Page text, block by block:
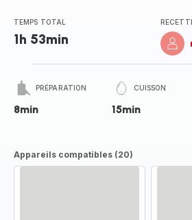
TEMPS TOTAL
1h 53min
PRÉPARATION
8min
CUISSON
15min
Appareils compatibles (20)